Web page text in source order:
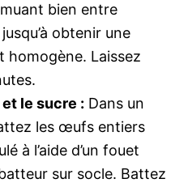
bien entre
obtenir une
homogène. Laissez
le sucre : Dans un
les œufs entiers
à l’aide d’un fouet
sur socle. Battez